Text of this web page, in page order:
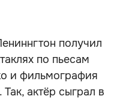
получил
по пьесам
и фильмография
актёр сыграл в